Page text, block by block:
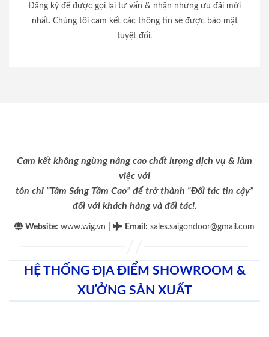
Đăng ký để được gọi lại tư vấn & nhận những ưu đãi mới
nhất. Chúng tôi cam kết các thông tin sẽ được bảo mật
tuyệt đối.
Cam kết không ngừng nâng cao chất lượng dịch vụ & làm
việc với
tôn chỉ “Tâm Sáng Tầm Cao” để trở thành “Đối tác tin cậy”
đối với khách hàng và đối tác!.
Website: www.wig.vn Email : sales.saigondoor@gmail.com
HỆ THỐNG ĐỊA ĐIỂM SHOWROOM &
XƯỞNG SẢN XUẤT